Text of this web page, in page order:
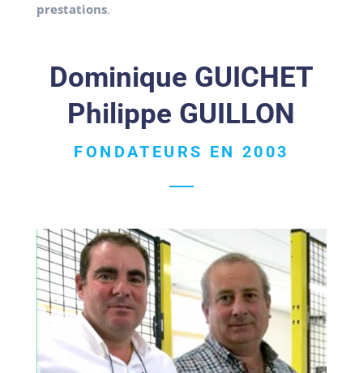
prestations.
Dominique GUICHET
Philippe GUILLON
FONDATEURS EN 2003